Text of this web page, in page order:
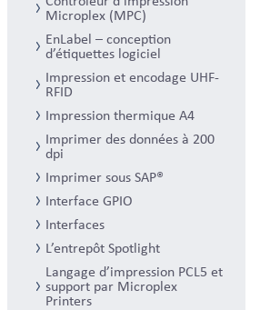
Microplex (MPC)
EnLabel – conception
d’étiquettes logiciel
Impression et encodage UHF-
RFID
Impression thermique A4
Imprimer des données à 200
dpi
Imprimer sous SAP®
Interface GPIO
Interfaces
L’entrepôt Spotlight
Langage d’impression PCL5 et
support par Microplex
Printers